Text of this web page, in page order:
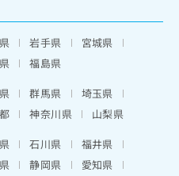
岩手県
宮城県
福島県
群馬県
埼玉県
神奈川県
山梨県
石川県
福井県
静岡県
愛知県